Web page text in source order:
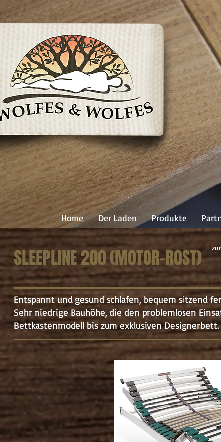
Home Der Laden Produkte
SLEEPLINE 200 (MOTOR-ROST)
Entspannt und gesund schlafen, bequem sitzend
Sehr niedrige Bauhöhe, die den problemlosen
Bettkastenmodell bis zum exklusiven Designerbett.